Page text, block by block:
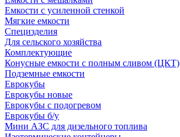
Емкости с усиленной стенкой
Мягкие емкости
Специзделия
Для сельского хозяйства
Комплектующие
Конусные емкости с полным сливом (ЦКТ)
Подземные емкости
Еврокубы
Еврокубы новые
Еврокубы с подогревом
Еврокубы б/у
Мини АЗС для дизельного топлива